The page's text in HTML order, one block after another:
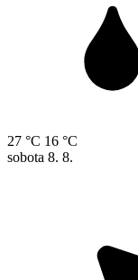
27 °C 16 °C
sobota 8. 8.